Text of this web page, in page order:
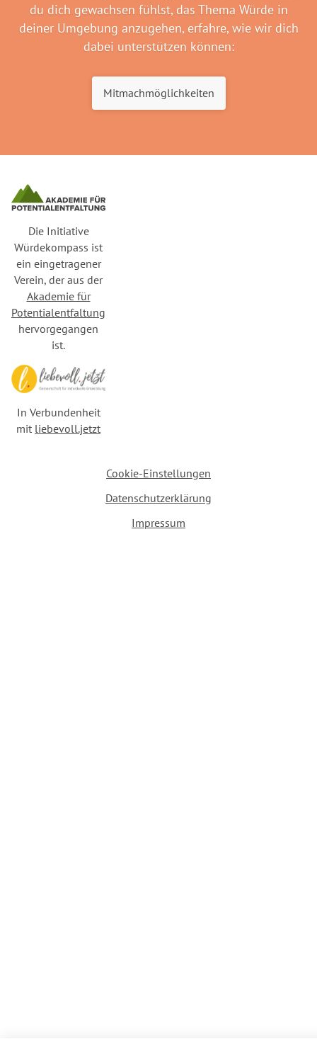
du dich gewachsen fühlst, das Thema Würde in
deiner Umgebung anzugehen, erfahre, wie wir dich
dabei unterstützen können:
Mitmachmöglichkeiten
Die Initiative
Würdekompass ist
ein eingetragener
Verein, der aus der
Akademie für
Potentialentfaltung
hervorgegangen
ist.
In Verbundenheit
mit liebevoll.jetzt
Cookie-Einstellungen
Datenschutzerklärung
Impressum